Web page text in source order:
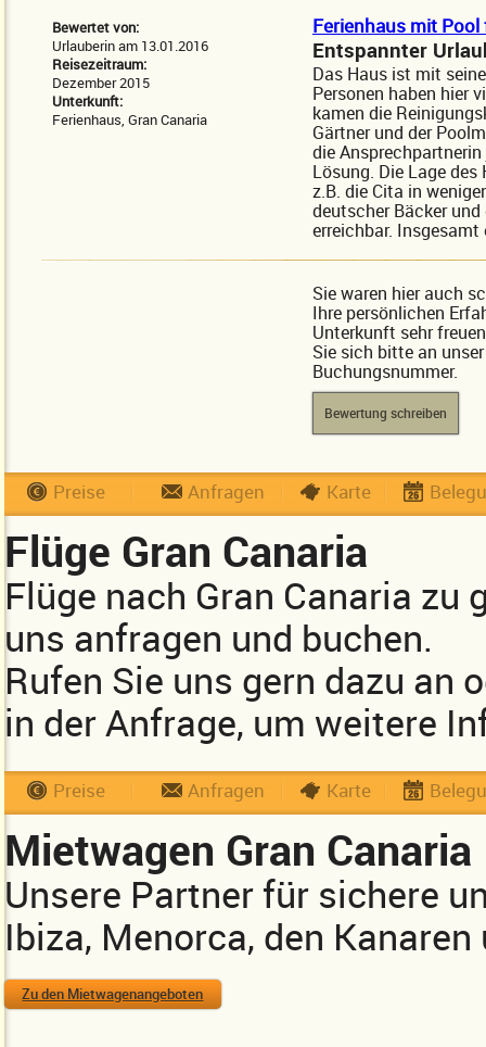
Bewertet von:
Urlauberin am 13.01.2016
Reisezeitraum:
Dezember 2015
Unterkunft:
Ferienhaus, Gran Canaria
Ferienhaus mit
Entspannter
Das Haus ist mit
Personen haben hier
kamen die
Gärtner und der
die
Lösung. Die Lage
z.B. die Cita in
deutscher Bäcker
erreichbar.
Sie waren hier auch
Ihre persönlichen
Unterkunft sehr
Sie sich bitte an
Buchungsnummer.
Bewertung schreiben
Preise Anfragen Karte
Flüge Gran Canaria
Flüge nach Gran Canaria zu
uns anfragen und buchen.
Rufen Sie uns gern dazu an
in der Anfrage, um weitere
Preise Anfragen Karte
Mietwagen Gran Canaria
Unsere Partner für sichere
Ibiza, Menorca, den
Zu den Mietwagenangeboten